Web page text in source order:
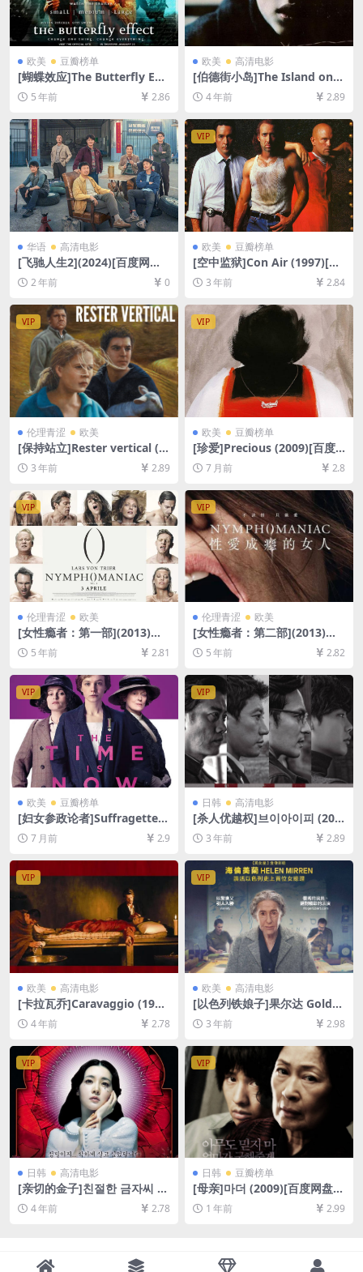
欧美 豆瓣榜单
[蝴蝶效应]The Butterfly Effe
ct (2004)导演剪辑版[百度网
盘+迅雷云盘资源1080P超清
未删减][MP4/8.5GB][中英字
幕]
5 年前 2.86
欧美 高清电影
[伯德街小岛]The Island on B
ird Street (1997)[百度网盘
+迅雷云盘资源1080P超清未
删减][MP4/6.6GB][中文字幕]
4 年前 2.89
华语 高清电影
[飞驰人生2](2024)[百度网盘
+夸克网盘1080P超清未删减
资源][网盘在线播放/下载][MP
4/7.9GB][中文字幕]
2 年前 0
VIP
欧美 豆瓣榜单
[空中监狱]Con Air (1997)[百
度网盘+夸克网盘1080P超清
未删减资源][网盘在线播放/下
载][MP4/7.5GB][中英字幕]
3 年前 2.84
VIP
伦理青涩 欧美
[保持站立]Rester vertical (2
016)[百度网盘+夸克网盘1080
P超清未删减资源][网盘在线播
幕]
3 年前 2.89
VIP
欧美 豆瓣榜单
[珍爱]Precious (2009)[百度
网盘+夸克网盘1080P超清未
删减资源][网盘在线播放/下
7 月前 2.8
VIP
伦理青涩 欧美
[女性瘾者：第一部](2013)导
演剪辑版[百度网盘+迅雷云盘
资源未删减1080P高清][MP4/
7.6GB][中英字幕]
5 年前 2.81
VIP
伦理青涩 欧美
[女性瘾者：第二部](2013)导
演剪辑版[百度网盘+迅雷云盘
资源未删减1080P高清][MP4/
11GB][中英字幕]
5 年前 2.82
VIP
欧美 豆瓣榜单
[妇女参政论者]Suffragette
(2015)[百度网盘+夸克网盘10
80P超清未删减资源][网盘在
线播放/下载][MP4/8.8GB][中
英字幕]
7 月前 2.9
VIP
日韩 高清电影
[杀人优越权]브이아이피 (201
7)[百度网盘+夸克网盘+迅雷云
盘资源1080P超清未删减][MP
4/8GB][韩语中字]
3 年前 2.89
VIP
欧美 高清电影
[卡拉瓦乔]Caravaggio (198
6)[百度网盘+迅雷云盘资源10
80P超清未删减][MP4/5.7GB]
4 年前 2.78
VIP
欧美 高清电影
[以色列铁娘子]果尔达 Golda
(2023)[百度网盘+夸克网盘10
80P超清未删减资源][网盘在
英字幕]
3 年前 2.98
VIP
日韩 高清电影
[亲切的金子]친절한 금자씨 (2
005)[百度网盘+夸克网盘+迅
雷云盘资源1080P超清未删减]
4 年前 2.78
VIP
日韩 豆瓣榜单
[母亲]마더 (2009)[百度网盘
+夸克网盘1080P超清未删减
资源][网盘在线播放/下载][MP
1 年前 2.99